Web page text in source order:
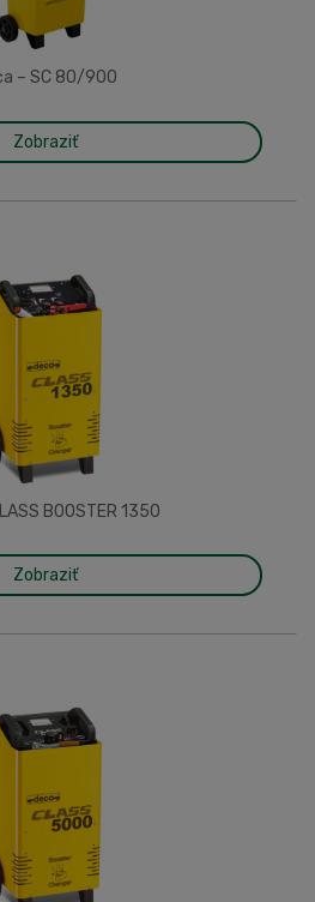
– SC 80/900
Zobraziť
BOOSTER 1350
Zobraziť